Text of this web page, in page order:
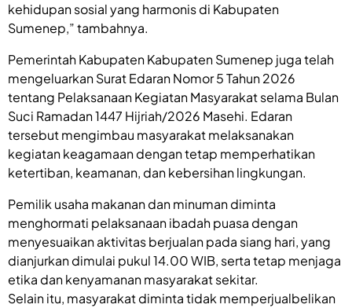
kehidupan sosial yang harmonis di Kabupaten
Sumenep,” tambahnya.
Pemerintah Kabupaten Kabupaten Sumenep juga telah
mengeluarkan Surat Edaran Nomor 5 Tahun 2026
tentang Pelaksanaan Kegiatan Masyarakat selama Bulan
Suci Ramadan 1447 Hijriah/2026 Masehi. Edaran
tersebut mengimbau masyarakat melaksanakan
kegiatan keagamaan dengan tetap memperhatikan
ketertiban, keamanan, dan kebersihan lingkungan.
Pemilik usaha makanan dan minuman diminta
menghormati pelaksanaan ibadah puasa dengan
menyesuaikan aktivitas berjualan pada siang hari, yang
dianjurkan dimulai pukul 14.00 WIB, serta tetap menjaga
etika dan kenyamanan masyarakat sekitar.
Selain itu, masyarakat diminta tidak memperjualbelikan